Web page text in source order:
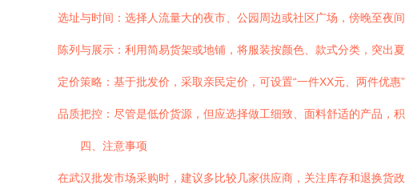
选址与时间：选择人流量大的夜市、公园周边或社区广场，傍晚至夜间
陈列与展示：利用简易货架或地铺，将服装按颜色、款式分类，突出
定价策略：基于批发价，采取亲民定价，可设置“一件XX元、两件优惠
品质把控：尽管是低价货源，但应选择做工细致、面料舒适的产品，积
四、注意事项
在武汉批发市场采购时，建议多比较几家供应商，关注库存和退换货